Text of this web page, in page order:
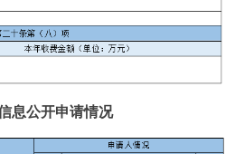
公开申请情况